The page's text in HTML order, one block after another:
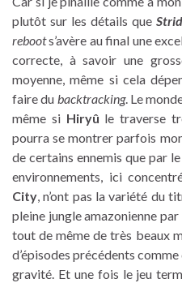
plutôt sur les détails que
reboots’avère au final une
correcte, à savoir une
moyenne, même si cela
faire du backtracking. Le
même si Hiryû le traverse
pourra se montrer parfois
de certains ennemis que par le
environnements, ici
City, n’ont pas la variété du
pleine jungle amazonienne
tout de même de très beaux
d’épisodes précédents
gravité. Et une fois le jeu